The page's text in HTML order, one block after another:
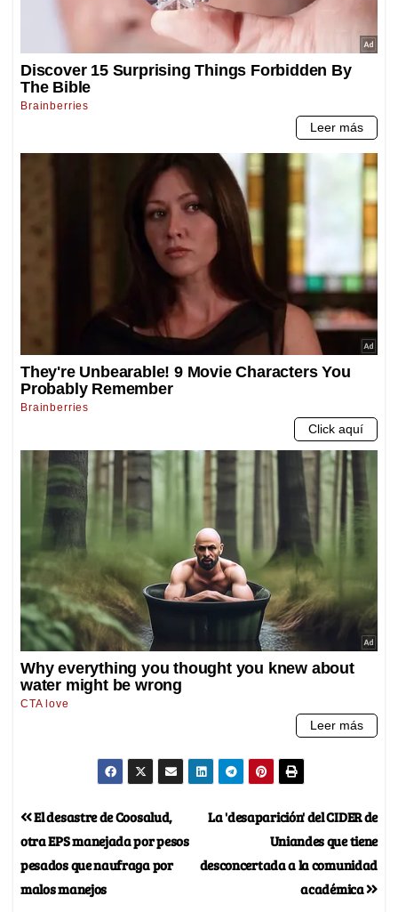
La 'desaparición' del CIDER de
Uniandes que tiene
desconcertada a la comunidad
académica
El desastre de Coosalud,
otra EPS manejada por pesos
pesados que naufraga por
malos manejos